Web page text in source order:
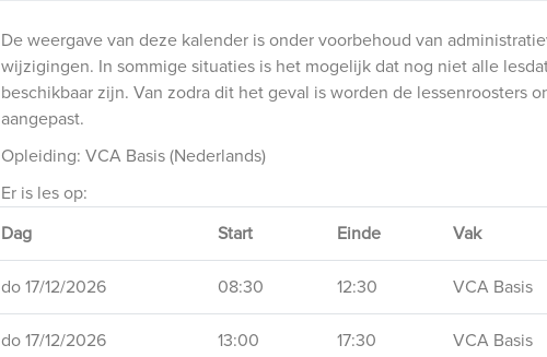
De weergave van deze kalender is onder voorbehoud van
wijzigingen. In sommige situaties is het mogelijk dat nog niet alle
beschikbaar zijn. Van zodra dit het geval is worden de lessenroosters
aangepast.
Opleiding: VCA Basis (Nederlands)
Er is les op:
Dag
Start Einde Vak
do 17/12/2026 08:30 12:30 VCA Basis
do 17/12/2026 13:00 17:30 VCA Basis